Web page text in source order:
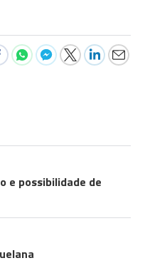
e possibilidade de